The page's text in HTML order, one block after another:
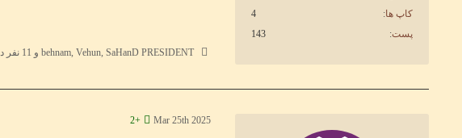
کاپ ها
4
پست
143
behnam, Vehun, SaHanD PRESIDENT و 11 نفر دیگر پسند کردند.
Mar 25th 2025
+2